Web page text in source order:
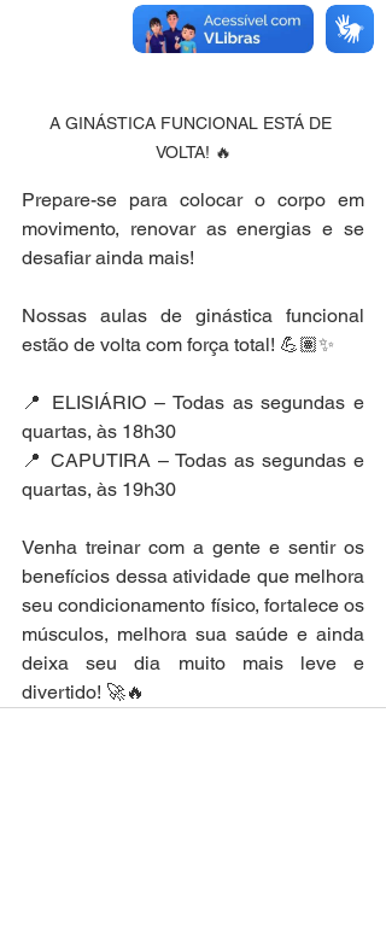
A GINÁSTICA FUNCIONAL ESTÁ DE
VOLTA! 🔥
Prepare-se para colocar o corpo em
movimento, renovar as energias e se
desafiar ainda mais!
Nossas aulas de ginástica funcional
estão de volta com força total! 💪🏽✨
📍 ELISIÁRIO – Todas as segundas e
quartas, às 18h30
📍 CAPUTIRA – Todas as segundas e
quartas, às 19h30
Venha treinar com a gente e sentir os
benefícios dessa atividade que melhora
seu condicionamento físico, fortalece os
músculos, melhora sua saúde e ainda
deixa seu dia muito mais leve e
divertido! 🚀🔥